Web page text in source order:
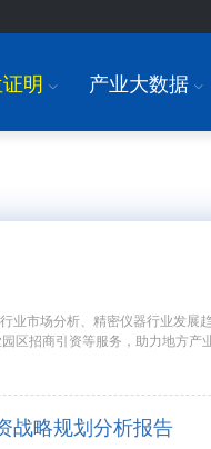
明 I 产业大数据 I
市场分析、精密仪器行业发
招商引资等服务，助力地方产
战略规划分析报告